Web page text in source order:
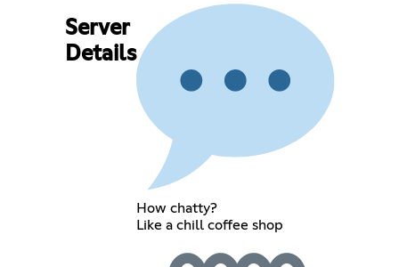
Server
Details
How chatty?
Like a chill coffee shop